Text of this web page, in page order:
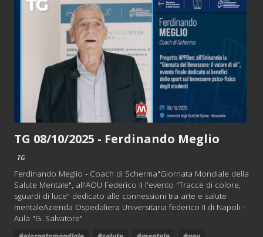
TG 08/10/2025 - Ferdinando Meglio
TG
Ferdinando Meglio - Coach di Scherma"Giornata Mondiale della
Salute Mentale", all'AOU Federico II l'evento "Tracce di colore,
sguardi di luce" dedicato alle connessioni tra arte e salute
mentaleAzienda Ospedaliera Universitaria federico II di Napoli -
Aula "G. Salvatore"